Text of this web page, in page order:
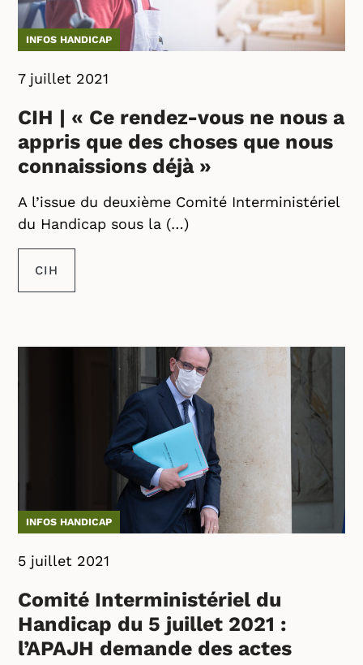
INFOS HANDICAP
7 juillet 2021
CIH | « Ce rendez-vous ne nous a
appris que des choses que nous
connaissions déjà »
A l’issue du deuxième Comité Interministériel
du Handicap sous la (…)
CIH
INFOS HANDICAP
5 juillet 2021
Comité Interministériel du
Handicap du 5 juillet 2021 :
l’APAJH demande des actes